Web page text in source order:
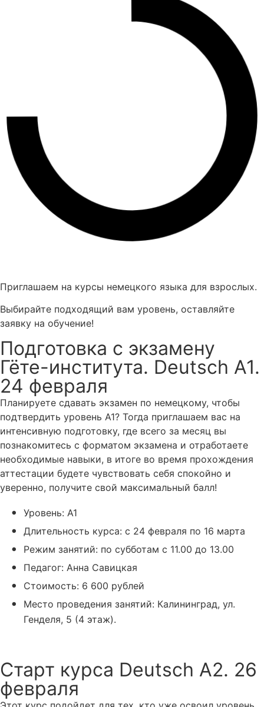
Приглашаем на курсы немецкого языка для взрослых.
Выбирайте подходящий вам уровень, оставляйте
заявку на обучение!
Подготовка с экзамену
Гёте-института. Deutsch A1.
24 февраля
Планируете сдавать экзамен по немецкому, чтобы
подтвердить уровень А1? Тогда приглашаем вас на
интенсивную подготовку, где всего за месяц вы
познакомитесь с форматом экзамена и отработаете
необходимые навыки, в итоге во время прохождения
аттестации будете чувствовать себя спокойно и
уверенно, получите свой максимальный балл!
Уровень: А1
Длительность курса: с 24 февраля по 16 марта
Режим занятий: по субботам с 11.00 до 13.00
Педагог: Анна Савицкая
Стоимость: 6 600 рублей
Место проведения занятий: Калининград, ул.
Генделя, 5 (4 этаж).
Старт курса Deutsch A2. 26
февраля